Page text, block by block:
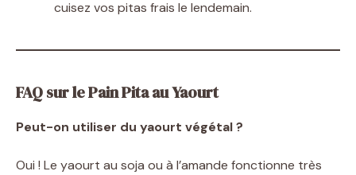
cuisez vos pitas frais le lendemain.
FAQ sur le Pain Pita au Yaourt
Peut-on utiliser du yaourt végétal ?
Oui ! Le yaourt au soja ou à l’amande fonctionne très